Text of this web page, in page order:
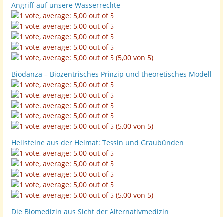
Angriff auf unsere Wasserrechte
(5,00 von 5)
Biodanza – Biozentrisches Prinzip und theoretisches Modell
(5,00 von 5)
Heilsteine aus der Heimat: Tessin und Graubünden
(5,00 von 5)
Die Biomedizin aus Sicht der Alternativmedizin